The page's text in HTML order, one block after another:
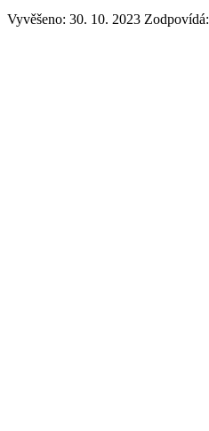
Vyvěšeno: 30. 10. 2023 Zodpovídá: